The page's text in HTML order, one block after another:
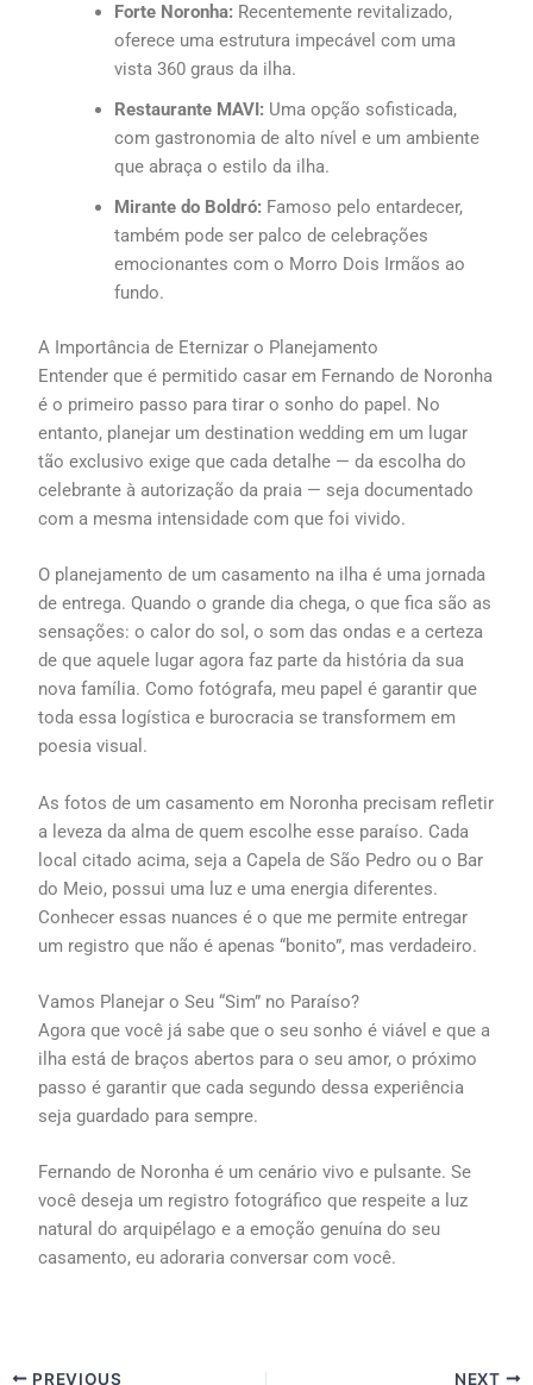
Forte Noronha: Recentemente revitalizado,
oferece uma estrutura impecável com uma
vista 360 graus da ilha.
Restaurante MAVI: Uma opção sofisticada,
com gastronomia de alto nível e um ambiente
que abraça o estilo da ilha.
Mirante do Boldró: Famoso pelo entardecer,
também pode ser palco de celebrações
emocionantes com o Morro Dois Irmãos ao
fundo.
A Importância de Eternizar o Planejamento
Entender que é permitido casar em Fernando de Noronha
é o primeiro passo para tirar o sonho do papel. No
entanto, planejar um destination wedding em um lugar
tão exclusivo exige que cada detalhe — da escolha do
celebrante à autorização da praia — seja documentado
com a mesma intensidade com que foi vivido.
O planejamento de um casamento na ilha é uma jornada
de entrega. Quando o grande dia chega, o que fica são as
sensações: o calor do sol, o som das ondas e a certeza
de que aquele lugar agora faz parte da história da sua
nova família. Como fotógrafa, meu papel é garantir que
toda essa logística e burocracia se transformem em
poesia visual.
As fotos de um casamento em Noronha precisam refletir
a leveza da alma de quem escolhe esse paraíso. Cada
local citado acima, seja a Capela de São Pedro ou o Bar
do Meio, possui uma luz e uma energia diferentes.
Conhecer essas nuances é o que me permite entregar
um registro que não é apenas “bonito”, mas verdadeiro.
Vamos Planejar o Seu “Sim” no Paraíso?
Agora que você já sabe que o seu sonho é viável e que a
ilha está de braços abertos para o seu amor, o próximo
passo é garantir que cada segundo dessa experiência
seja guardado para sempre.
Fernando de Noronha é um cenário vivo e pulsante. Se
você deseja um registro fotográfico que respeite a luz
natural do arquipélago e a emoção genuína do seu
casamento, eu adoraria conversar com você.
PREVIOUS NEXT